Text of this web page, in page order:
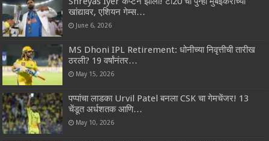
खांद्यावर, एशियन गेम्स…
June 6, 2026
MS Dhoni IPL Retirement: धोनीच्या निवृत्तीची तारीख
ठरली? 19 वर्षांनंतर…
May 15, 2026
पप्पांचा लाडका Urvil Patel बनला CSK चा गेमचेंजर! 13
चेंडूत अर्धशतक आणि…
May 10, 2026